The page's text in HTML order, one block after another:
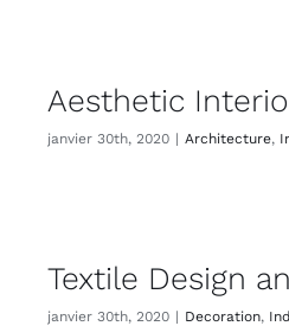
Aesthetic
janvier 30th, 2020 | Architecture,
Textile Design
janvier 30th, 2020 | Decoration,